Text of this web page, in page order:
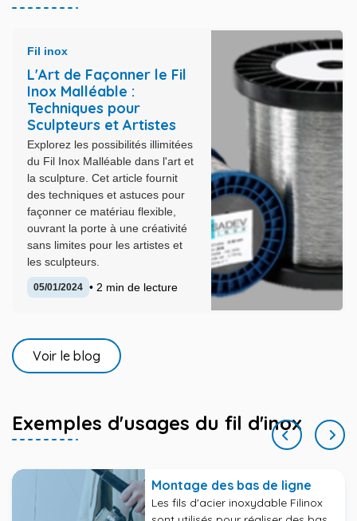
Fil inox
L'Art de Façonner le Fil
Inox Malléable :
Techniques pour
Sculpteurs et Artistes
Explorez les possibilités illimitées
du Fil Inox Malléable dans l'art et
la sculpture. Cet article fournit
des techniques et astuces pour
façonner ce matériau flexible,
ouvrant la porte à une créativité
sans limites pour les artistes et
les sculpteurs.
05/01/2024 • 2 min de lecture
Voir le blog
Exemples d'usages du fil d'inox
Montage des bas de ligne
Les fils d'acier inoxydable Filinox